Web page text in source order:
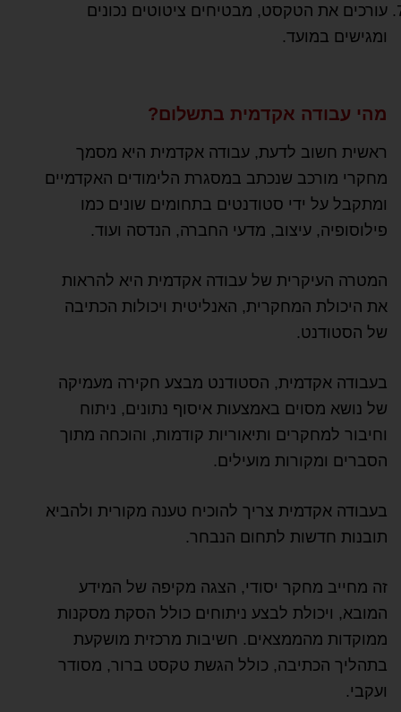
עורכים את הטקסט, מבטיחים ציטוטים נכונים
ומגישים במועד.
מהי עבודה אקדמית בתשלום?
ראשית חשוב לדעת, עבודה אקדמית היא מסמך
מחקרי מורכב שנכתב במסגרת הלימודים האקדמיים
ומתקבל על ידי סטודנטים בתחומים שונים כמו
פילוסופיה, עיצוב, מדעי החברה, הנדסה ועוד.
המטרה העיקרית של עבודה אקדמית היא להראות
את היכולת המחקרית, האנליטית ויכולות הכתיבה
של הסטודנט.
בעבודה אקדמית, הסטודנט מבצע חקירה מעמיקה
של נושא מסוים באמצעות איסוף נתונים, ניתוח
וחיבור למחקרים ותיאוריות קודמות, והוכחה מתוך
הסברים ומקורות מועילים.
בעבודה אקדמית צריך להוכיח טענה מקורית ולהביא
תובנות חדשות לתחום הנבחר.
זה מחייב מחקר יסודי, הצגה מקיפה של המידע
המובא, ויכולת לבצע ניתוחים כולל הסקת מסקנות
ממוקדות מהממצאים. חשיבות מרכזית מושקעת
בתהליך הכתיבה, כולל הגשת טקסט ברור, מסודר
ועקבי.